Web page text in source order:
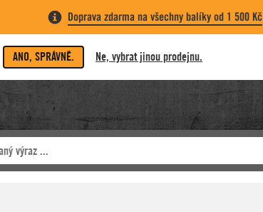
Doprava zdarma na všechny balíky od 1 500 Kč
ANO, SPRÁVNĚ. Ne, vybrat jinou prodejnu.